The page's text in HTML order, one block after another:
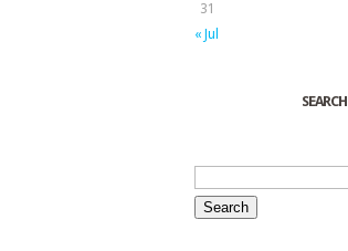
31
« Jul
SEARCH